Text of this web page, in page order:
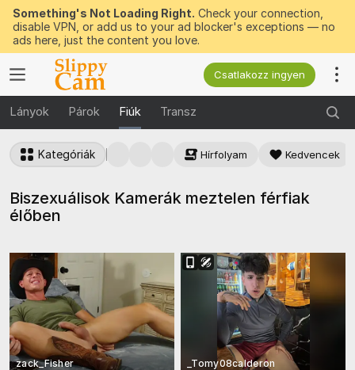
Something's Not Loading Right. Check your connection,
disable VPN, or add us to your ad blocker's exceptions — no
ads here, just the content you love.
Csatlakozz ingyen
Lányok Párok Fiúk Transz
Kategóriák Hírfolyam Kedvencek
Biszexuálisok Kamerák meztelen férfiak
élőben
zack_Fisher _Tomy08calderon